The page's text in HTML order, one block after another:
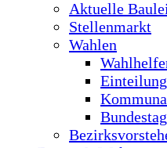
Aktuelle
Stellenmarkt
Wahlen